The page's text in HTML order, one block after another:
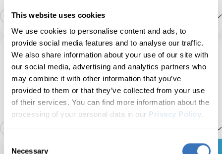
This website uses cookies
We use cookies to personalise content and ads, to
provide social media features and to analyse our traffic.
We also share information about your use of our site with
our social media, advertising and analytics partners who
may combine it with other information that you’ve
provided to them or that they’ve collected from your use
of their services. You can find more information about the
processing of your personal data in our Privacy Policy.
Necessary
Lichter: Automatische
Lichter: Außenbeleuchtung 7
Lichter: Innenbeleuchtung 7
Heizung und Klimatisierung
Reifendrucküberwachung
Aufbau-/Komfortsystem
Kombi-Instrument
Motordaten
Informationen zu Kilometerstand des
Fahrzeugs
Grundlegende OBD2-Live-Daten
Die beworbenen Funktionen können durch die
3
Dienstleistung
Führen Sie Wartungsarbeiten ohne die Hilfe eines
Mechanikers durch und ersparen Sie sich
Wartezeiten und zusätzliche Kosten in der
Werkstatt.
Reifendrucksensoren (TPMS)
📖